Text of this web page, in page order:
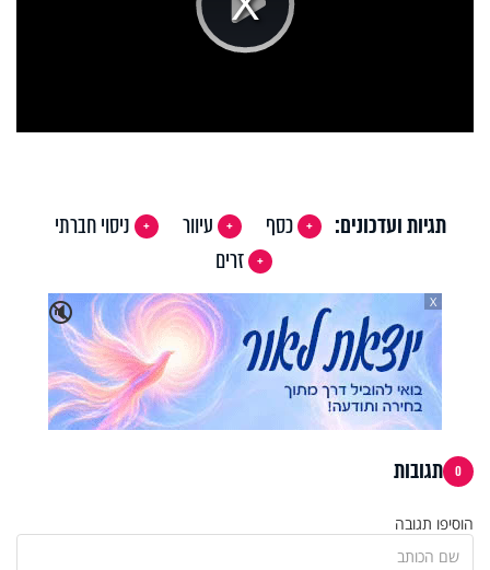
Play
תגיות ועדכונים: כסף עיוור
ניסוי חברתי
זרים
🔇
X
0 תגובות
הוסיפו תגובה